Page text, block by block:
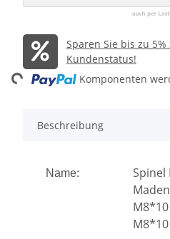
Sparen Sie bis zu
Kundenstatus!
Komponenten
Beschreibung
Name:
Spinel
M8*10
M8*10